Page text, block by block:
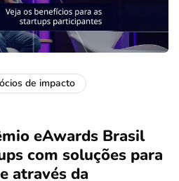
de impacto
eAwards Brasil
com soluções para
através da